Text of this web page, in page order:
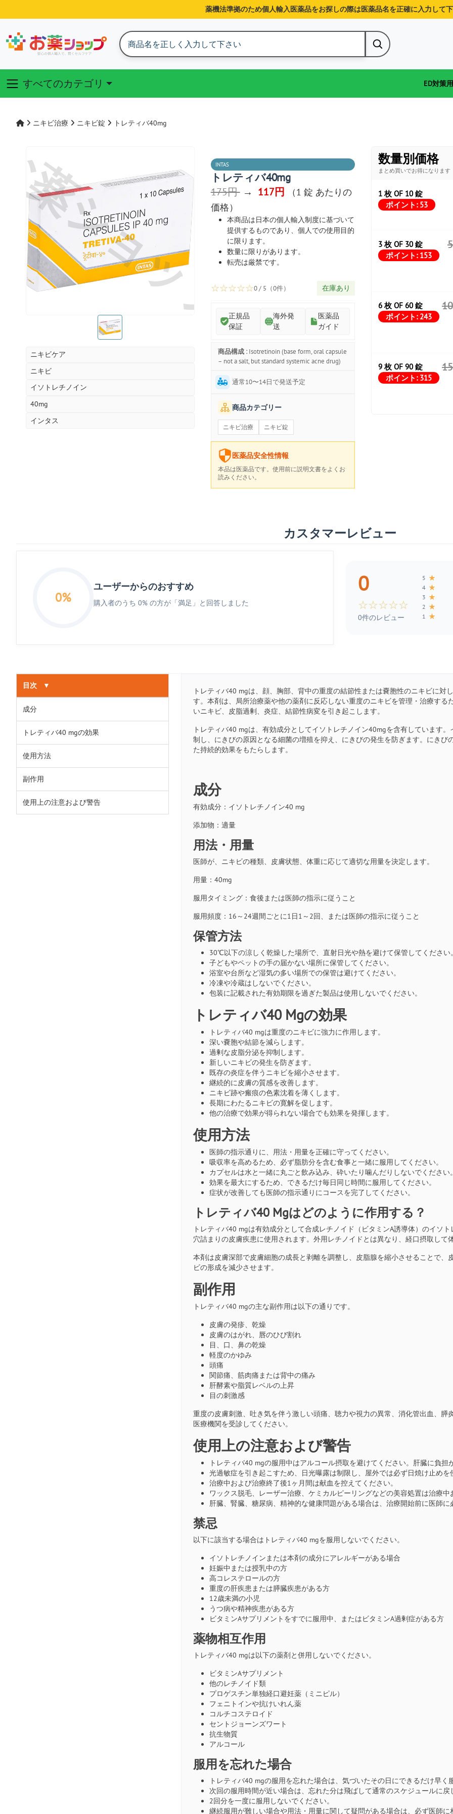
薬機法準拠のため個人輸入医薬品をお探しの際は医薬品名を正確に入力して
すべてのカテゴリ ED対策
ニキビ治療 ニキビ錠 トレティバ40mg
ショップ
お薬ショップ
ニキビケア
ニキビ
イソトレチノイン
40mg
インタス
INTAS
トレティバ40mg
175円 → 117円
（1 錠 あたりの
価格）
本商品は日本の個人輸入制度に基づいて
提供するものであり、個人での使用目的
に限ります。
数量に限りがあります。
転売は厳禁です。
☆☆☆☆☆0 / 5（0件） 在庫あり
正規品
保証
海外発
送
医薬品
ガイド
商品構成 : Isotretinoin (base form, oral capsule
– not a salt, but standard systemic acne drug)
通常10〜14日で発送予定
商品カテゴリー
ニキビ治療 ニキビ錠
医薬品安全性情報
本品は医薬品です。使用前に説明文書をよくお
読みください。
数量別価格
まとめ買いでお得になります
1 枚 OF 10 錠
ポイント: 53
3 枚 OF 30 錠
ポイント: 153
6 枚 OF 60 錠
ポイント: 243
9 枚 OF 90 錠
ポイント: 315
カスタマーレビュー
0%
ユーザーからのおすすめ
購入者のうち 0% の方が「満足」と回答しました
0
☆☆☆☆☆
0件のレビュー
5 ★
4 ★
3 ★
2 ★
1 ★
目次 ▼
成分
トレティバ40 mgの効果
使用方法
副作用
使用上の注意および警告
トレティバ40 mgは、顔、胸部、背中の重度の結節性または嚢胞性のニキビに
す。本剤は、局所治療薬や他の薬剤に反応しない重度のニキビを管理・治療す
いニキビ、皮脂過剰、炎症、結節性病変を引き起こします。
トレティバ40 mgは、有効成分としてイソトレチノイン40mgを含有しています
制し、にきびの原因となる細菌の増殖を抑え、にきびの発生を防ぎます。にき
た持続的効果をもたらします。
成分
有効成分：イソトレチノイン40 mg
添加物：適量
用法・用量
医師が、ニキビの種類、皮膚状態、体重に応じて適切な用量を決定します。
用量：40mg
服用タイミング：食後または医師の指示に従うこと
服用頻度：16～24週間ごとに1日1～2回、または医師の指示に従うこと
保管方法
30℃以下の涼しく乾燥した場所で、直射日光や熱を避けて保管してください
子どもやペットの手の届かない場所に保管してください。
浴室や台所など湿気の多い場所での保管は避けてください。
冷凍や冷蔵はしないでください。
包装に記載された有効期限を過ぎた製品は使用しないでください。
トレティバ40 Mgの効果
トレティバ40 mgは重度のニキビに強力に作用します。
深い嚢胞や結節を減らします。
過剰な皮脂分泌を抑制します。
新しいニキビの発生を防ぎます。
既存の炎症を伴うニキビを縮小させます。
継続的に皮膚の質感を改善します。
ニキビ跡や瘢痕の色素沈着を薄くします。
長期にわたるニキビの寛解を促します。
他の治療で効果が得られない場合でも効果を発揮します。
使用方法
医師の指示通りに、用法・用量を正確に守ってください。
吸収率を高めるため、必ず脂肪分を含む食事と一緒に服用してください。
カプセルは水と一緒に丸ごと飲み込み、砕いたり噛んだりしないでください
効果を最大にするため、できるだけ毎日同じ時間に服用してください。
症状が改善しても医師の指示通りにコースを完了してください。
トレティバ40 Mgはどのように作用する？
トレティバ40 mgは有効成分として合成レチノイド（ビタミンA誘導体）のイソ
穴詰まりの皮膚疾患に使用されます。外用レチノイドとは異なり、経口摂取して
本剤は皮膚深部で皮膚細胞の成長と剥離を調整し、皮脂腺を縮小させることで
ビの形成を減少させます。
副作用
トレティバ40 mgの主な副作用は以下の通りです。
皮膚の発疹、乾燥
皮膚のはがれ、唇のひび割れ
目、口、鼻の乾燥
軽度のかゆみ
頭痛
関節痛、筋肉痛または背中の痛み
肝酵素や脂質レベルの上昇
目の刺激感
重度の皮膚刺激、吐き気を伴う激しい頭痛、聴力や視力の異常、消化管出血、
医療機関を受診してください。
使用上の注意および警告
トレティバ40 mgの服用中はアルコール摂取を避けてください。肝臓に負
光過敏症を引き起こすため、日光曝露は制限し、屋外では必ず日焼け止めを
治療中および治療終了後1ヶ月間は献血を控えてください。
ワックス脱毛、レーザー治療、ケミカルピーリングなどの美容処置は治療
肝臓、腎臓、糖尿病、精神的な健康問題がある場合は、治療開始前に医師
禁忌
以下に該当する場合はトレティバ40 mgを服用しないでください。
イソトレチノインまたは本剤の成分にアレルギーがある場合
妊娠中または授乳中の方
高コレステロールの方
重度の肝疾患または膵臓疾患がある方
12歳未満の小児
うつ病や精神疾患がある方
ビタミンAサプリメントをすでに服用中、またはビタミンA過剰症がある方
薬物相互作用
トレティバ40 mgは以下の薬剤と併用しないでください。
ビタミンAサプリメント
他のレチノイド類
プロゲスチン単独経口避妊薬（ミニピル）
フェニトインや抗けいれん薬
コルチコステロイド
セントジョーンズワート
抗生物質
アルコール
服用を忘れた場合
トレティバ40 mgの服用を忘れた場合は、気づいたその日にできるだけ早く
次回の服用時間が近い場合は、忘れた分は飛ばして通常のスケジュールに戻
2回分を一度に服用しないでください。
継続服用が難しい場合や用法・用量に関して疑問がある場合は、必ず医師に